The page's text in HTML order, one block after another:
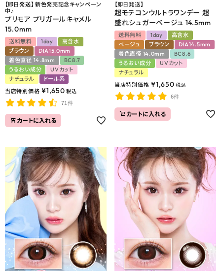
【即日発送】 新色発売記念キャンペーン
中♪
プリモア プリガールキャメル
15.0mm
送料無料 1day
高含水
ブラウン
DIA15.0mm
着色直径 14.8mm
BC8.7
うるおい成分
UVカット
ナチュラル
ドール系
当店特別価格 ¥1,650 税込
71件
カートに入れる
【即日発送】
超モテコンウルトラワンデー 超
盛れシュガーベージュ 14.5mm
送料無料 1day
高含水
ベージュ
ブラウン
DIA14.5mm
着色直径 14.0mm
BC8.6
うるおい成分
UVカット
ナチュラル
当店特別価格 ¥1,650 税込
6件
カートに入れる